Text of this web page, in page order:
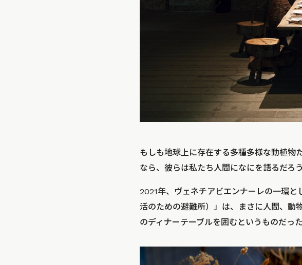
もしも地球上に存在する多種多様な動植物
なら、彼らは私たち人間になにを語るだろう
2021年、ヴェネチアビエンナーレの一環
活のための避難所）」は、まさに人間、動
のディナーテーブルを囲むというものだった